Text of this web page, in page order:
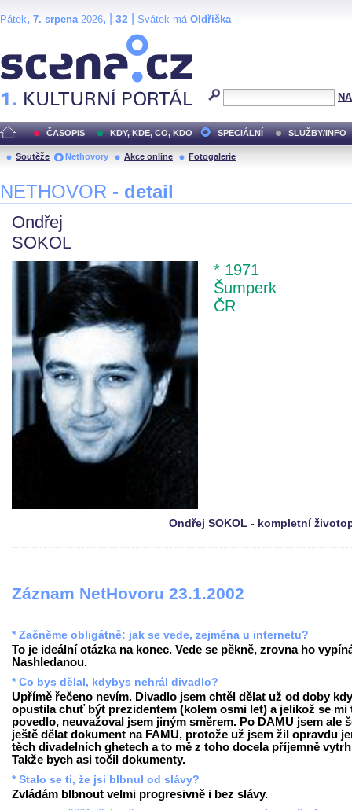
Pátek, 7. srpena2026, | 32 Svátek má Oldřiška
ČASOPIS KDY, KDE, CO, KDO SPECIÁLNÍ SLUŽBY/INFO
Soutěže Nethovory Akce online Fotogalerie
NETHOVOR - detail
Ondřej
SOKOL
* 1971
Šumperk
ČR
Ondřej SOKOL - kompletní
Záznam NetHovoru 23.1.2002
* Začněme obligátně: jak se vede, zejména u internetu?
To je ideální otázka na konec. Vede se pěkně, zrovna ho
Nashledanou.
* Co bys dělal, kdybys nehrál divadlo?
Upřímě řečeno nevím. Divadlo jsem chtěl dělat už od doby
opustila chuť být prezidentem (kolem osmi let) a jelikož se mi
povedlo, neuvažoval jsem jiným směrem. Po DAMU jsem ale
ještě dělat dokument na FAMU, protože už jsem žil opravdu
těch divadelních ghetech a to mě z toho docela příjemně
Takže bych asi točil dokumenty.
* Stalo se ti, že jsi blbnul od slávy?
Zvládám blbnout velmi progresivně i bez slávy.